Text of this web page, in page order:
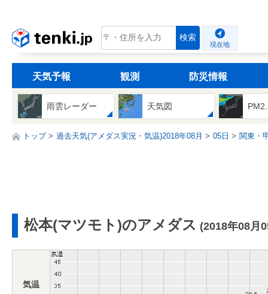
tenki.jp 検索
現在地
天気予報 観測 防災情報
雨雲レーダー 天気図
トップ 過去天気(アメダス実況・気温)2018年08月 05日 関東・
松本(マツモト)のアメダス (2018年08月
気温